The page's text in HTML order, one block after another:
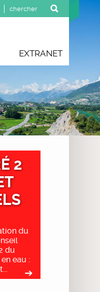
EXTRANET
2
du
du
eau :